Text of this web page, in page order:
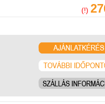
(!)